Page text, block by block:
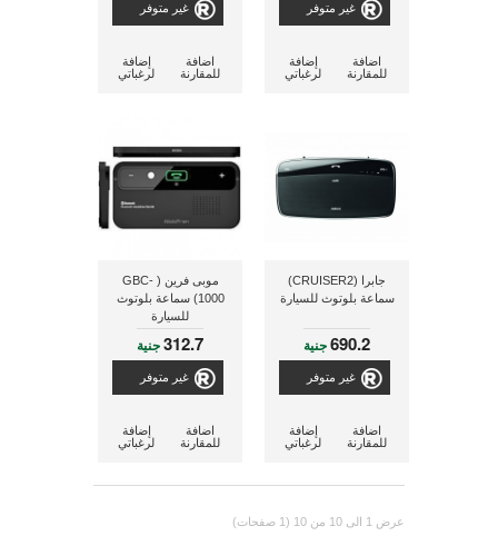
غير متوفر
إضافة
لرغباتي
اضافة
للمقارنة
غير متوفر
إضافة
لرغباتي
اضافة
للمقارنة
جابرا (CRUISER2)
سماعة بلوتوث للسيارة
690.2جنية
غير متوفر
إضافة
لرغباتي
اضافة
للمقارنة
موبى فرين ( GBC-
1000) سماعة بلوتوث
للسيارة
312.7جنية
غير متوفر
إضافة
لرغباتي
اضافة
للمقارنة
عرض 1 الى 10 من 10 (1 صفحات)